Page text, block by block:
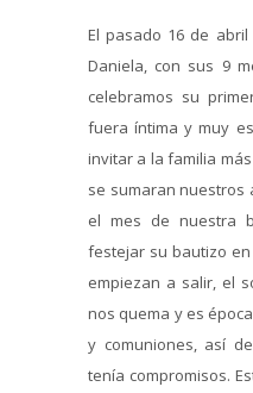
El pasado 16 de
Daniela, con sus 9
celebramos su
fuera íntima y muy
invitar a la familia
se sumaran nuestros
el mes de nuestra
festejar su bautizo
empiezan a salir, el
nos quema y es
y comuniones, así
tenía compromisos.